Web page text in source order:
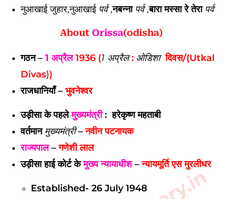
नुआखाई जुहार,नुआखाई पर्व,नबन्ना पर्व,बारा मस्सा रे तेरा पर्व
About Orissa(odisha)
गठन – 1 अप्रैल1936 (1 अप्रैल: ओडिशादिवस/(Utkal
Divas))
राजधानियाँ – भुवनेश्वर
उड़ीसा के पहलेमुख्यमंत्री: हरेकृष्ण महताबी
वर्तमानमुख्यमंत्री–नवीन पटनायक
राज्यपाल–गणेशी लाल
उड़ीसा हाई कोर्ट केमुख्य न्यायाधीश–न्यायमूर्ति एस मुरलीधर
Established- 26 July 1948